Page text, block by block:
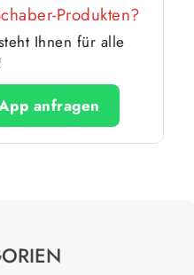
Produkten?
Ihnen für alle
anfragen